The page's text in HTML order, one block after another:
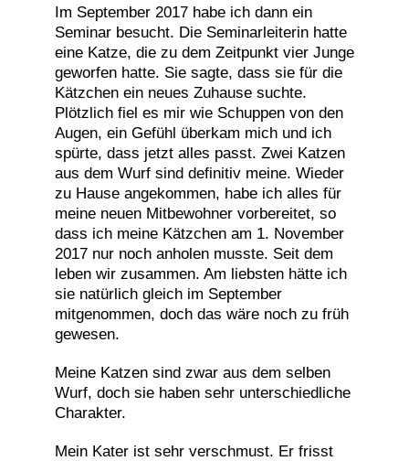
Im September 2017 habe ich dann ein
Seminar besucht. Die Seminarleiterin hatte
eine Katze, die zu dem Zeitpunkt vier Junge
geworfen hatte. Sie sagte, dass sie für die
Kätzchen ein neues Zuhause suchte.
Plötzlich fiel es mir wie Schuppen von den
Augen, ein Gefühl überkam mich und ich
spürte, dass jetzt alles passt. Zwei Katzen
aus dem Wurf sind definitiv meine. Wieder
zu Hause angekommen, habe ich alles für
meine neuen Mitbewohner vorbereitet, so
dass ich meine Kätzchen am 1. November
2017 nur noch anholen musste. Seit dem
leben wir zusammen. Am liebsten hätte ich
sie natürlich gleich im September
mitgenommen, doch das wäre noch zu früh
gewesen.
Meine Katzen sind zwar aus dem selben
Wurf, doch sie haben sehr unterschiedliche
Charakter.
Mein Kater ist sehr verschmust. Er frisst